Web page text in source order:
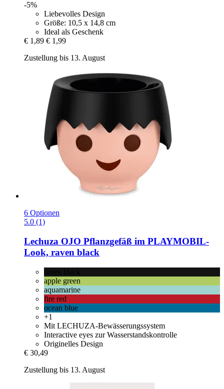
-5%
Liebevolles Design
Größe: 10,5 x 14,8 cm
Ideal als Geschenk
€ 1,89 € 1,99
Zustellung bis 13. August
6 Optionen
5.0 (1)
Lechuza OJO Pflanzgefäß im PLAYMOBIL-​
Look, raven black
apple green
aquamarine
fire red
ocean blue
+1
Mit LECHUZA-Bewässerungssystem
Interactive eyes zur Wasserstandskontrolle
Originelles Design
€ 30,49
Zustellung bis 13. August